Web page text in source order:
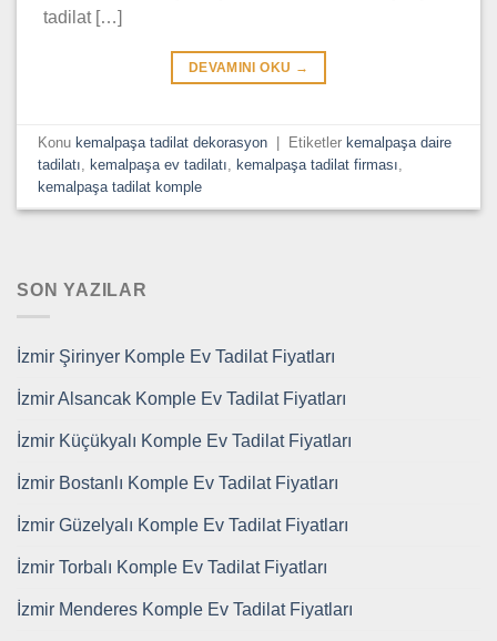
tadilat […]
DEVAMINI OKU →
Konu kemalpaşa tadilat dekorasyon Etiketler kemalpaşa daire
tadilatı
kemalpaşa ev tadilatı kemalpaşa tadilat firması
kemalpaşa tadilat komple
SON YAZILAR
İzmir Şirinyer Komple Ev Tadilat Fiyatları
İzmir Alsancak Komple Ev Tadilat Fiyatları
İzmir Küçükyalı Komple Ev Tadilat Fiyatları
İzmir Bostanlı Komple Ev Tadilat Fiyatları
İzmir Güzelyalı Komple Ev Tadilat Fiyatları
İzmir Torbalı Komple Ev Tadilat Fiyatları
İzmir Menderes Komple Ev Tadilat Fiyatları